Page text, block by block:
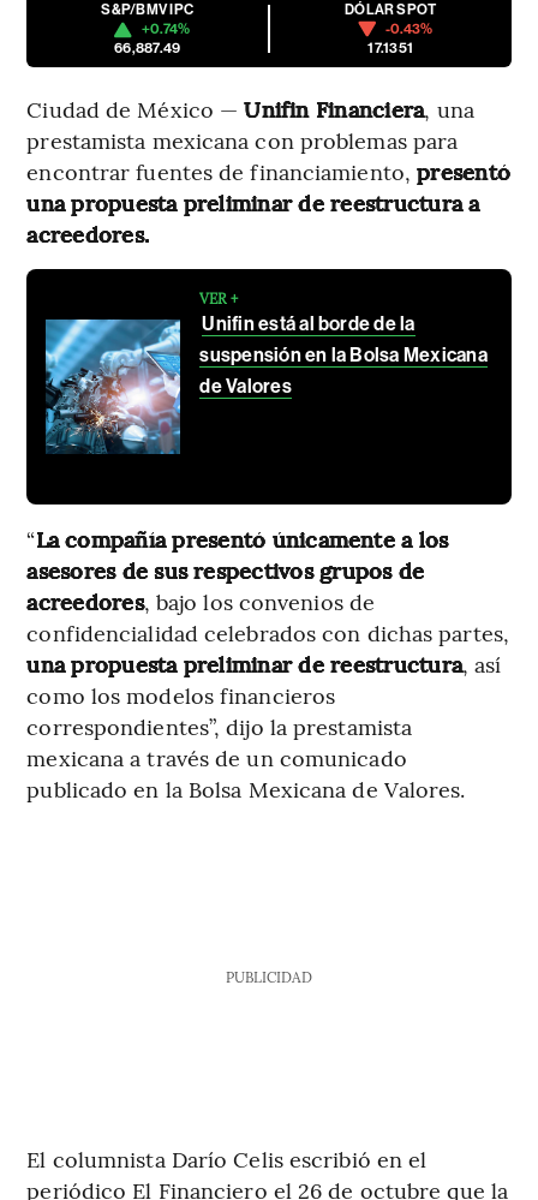
S&P/BMV IPC
+0.74%
66,887.49
DÓLAR SPOT
-0.43%
17.1351
Ciudad de México —Unifin Financiera, una
prestamista mexicana con problemas para
encontrar fuentes de financiamiento, presentó
una propuesta preliminar de reestructura a
acreedores.
VER +
Unifin está al borde de la
suspensión en la Bolsa Mexicana
de Valores
“La compañía presentó únicamente a los
asesores de sus respectivos grupos de
acreedores, bajo los convenios de
confidencialidad celebrados con dichas partes,
una propuesta preliminar de reestructura, así
como los modelos financieros
correspondientes”, dijo la prestamista
mexicana a través de un comunicado
publicado en la Bolsa Mexicana de Valores.
PUBLICIDAD
El columnista Darío Celis escribió en el
periódico El Financiero el 26 de octubre que la